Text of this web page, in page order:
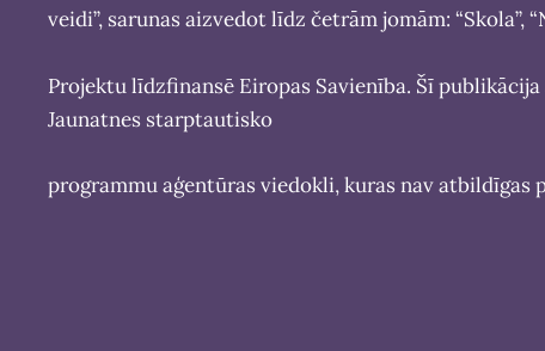
veidi”, sarunas aizvedot līdz četrām jomām: “Skola”,
Projektu līdzfinansē Eiropas Savienība. Šī
Jaunatnes starptautisko
programmu aģentūras viedokli, kuras nav